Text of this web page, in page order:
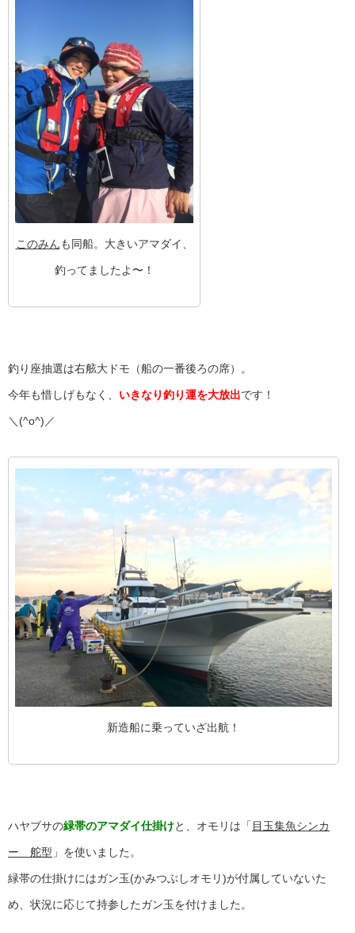
このみんも同船。大きいアマダイ、
釣ってましたよ〜！
釣り座抽選は右舷大ドモ（船の一番後ろの席）。
今年も惜しげもなく、 いきなり釣り運を大放出です！
＼(^o^)／
新造船に乗っていざ出航！
ハヤブサの緑帯のアマダイ仕掛けと、オモリは「 目玉集魚シンカ
ー 舵型 」を使いました。
緑帯の仕掛けにはガン玉(かみつぶしオモリ)が付属していないた
め、状況に応じて持参したガン玉を付けました。